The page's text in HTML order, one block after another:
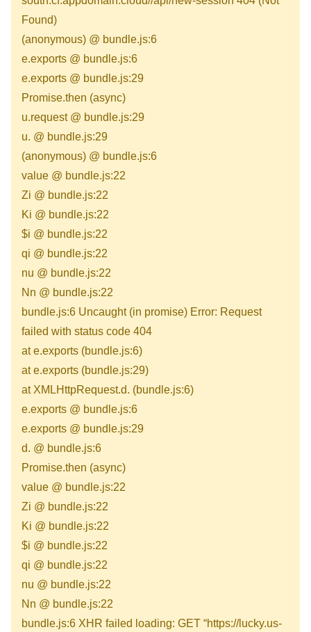
Found)
(anonymous) @ bundle.js:6
e.exports @ bundle.js:6
e.exports @ bundle.js:29
Promise.then (async)
u.request @ bundle.js:29
u. @ bundle.js:29
(anonymous) @ bundle.js:6
value @ bundle.js:22
Zi @ bundle.js:22
Ki @ bundle.js:22
$i @ bundle.js:22
qi @ bundle.js:22
nu @ bundle.js:22
Nn @ bundle.js:22
bundle.js:6 Uncaught (in promise) Error: Request
failed with status code 404
at e.exports (bundle.js:6)
at e.exports (bundle.js:29)
at XMLHttpRequest.d. (bundle.js:6)
e.exports @ bundle.js:6
e.exports @ bundle.js:29
d. @ bundle.js:6
Promise.then (async)
value @ bundle.js:22
Zi @ bundle.js:22
Ki @ bundle.js:22
$i @ bundle.js:22
qi @ bundle.js:22
nu @ bundle.js:22
Nn @ bundle.js:22
bundle.js:6 XHR failed loading: GET “https://lucky.us-